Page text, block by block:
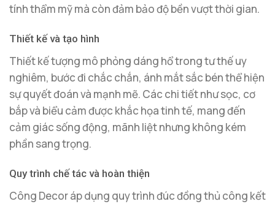
tính thẩm mỹ mà còn đảm bảo độ bền vượt thời gian.
Thiết kế và tạo hình
Thiết kế tượng mô phỏng dáng hổ trong tư thế uy
nghiêm, bước đi chắc chắn, ánh mắt sắc bén thể hiện
sự quyết đoán và mạnh mẽ. Các chi tiết như sọc, cơ
bắp và biểu cảm được khắc họa tinh tế, mang đến
cảm giác sống động, mãnh liệt nhưng không kém
phần sang trọng.
Quy trình chế tác và hoàn thiện
Công Decor áp dụng quy trình đúc đồng thủ công kết